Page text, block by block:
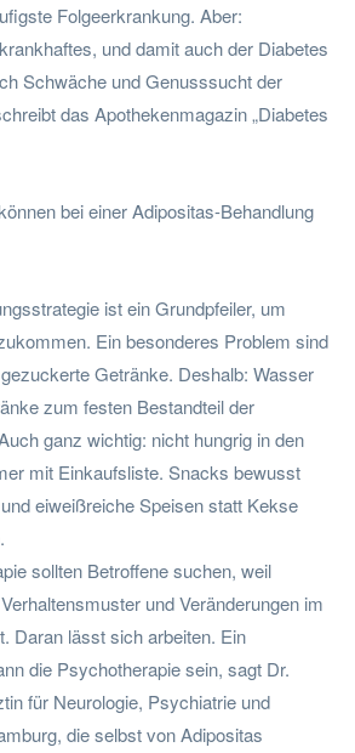
Folgeerkrankung. Aber:
und damit auch der Diabetes
Schwäche und Genusssucht der
das Apothekenmagazin „Diabetes
bei einer Adipositas-Behandlung
ist ein Grundpfeiler, um
Ein besonderes Problem sind
Getränke. Deshalb: Wasser
zum festen Bestandteil der
ganz wichtig: nicht hungrig in den
mit Einkaufsliste. Snacks bewusst
eiweißreiche Speisen statt Kekse
sollten Betroffene suchen, weil
und Veränderungen im
Daran lässt sich arbeiten. Ein
die Psychotherapie sein, sagt Dr.
für Neurologie, Psychiatrie und
die selbst von Adipositas